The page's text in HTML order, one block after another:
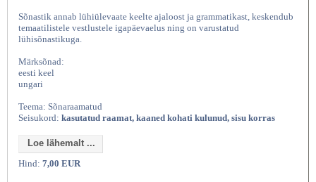
Sõnastik annab lühiülevaate keelte ajaloost ja grammatikast, keskendub
temaatilistele vestlustele igapäevaelus ning on varustatud
lühisõnastikuga.
Märksõnad:
eesti keel
ungari
Teema: Sõnaraamatud
Seisukord: kasutatud raamat, kaaned kohati kulunud, sisu korras
Loe lähemalt ...
Hind: 7,00 EUR